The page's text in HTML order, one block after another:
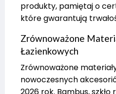
produkty, pamiętaj o
które gwarantują
Zrównoważone
Łazienkowych
Zrównoważone
nowoczesnych
2026 rok. Bambus,